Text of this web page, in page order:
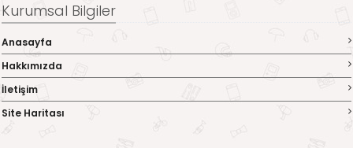
Kurumsal Bilgiler
Anasayfa
Hakkımızda
İletişim
Site Haritası